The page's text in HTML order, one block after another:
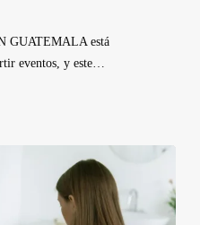
GUATEMALA está
eventos, y este…